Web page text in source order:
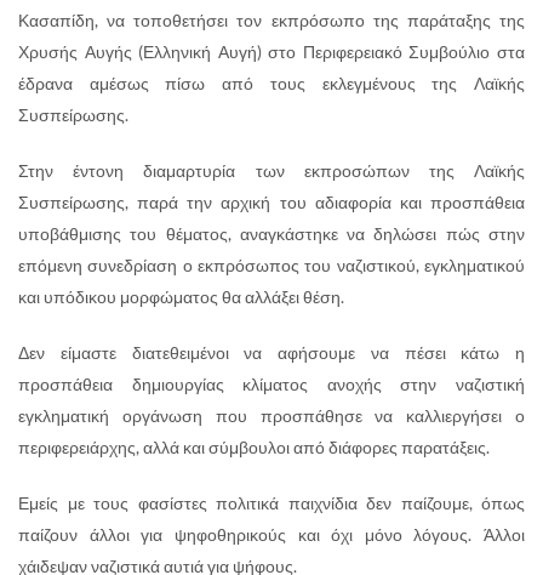
Κασαπίδη, να τοποθετήσει τον εκπρόσωπο της παράταξης της
Χρυσής Αυγής (Ελληνική Αυγή) στο Περιφερειακό Συμβούλιο στα
έδρανα αμέσως πίσω από τους εκλεγμένους της Λαϊκής
Συσπείρωσης.
Στην έντονη διαμαρτυρία των εκπροσώπων της Λαϊκής
Συσπείρωσης, παρά την αρχική του αδιαφορία και προσπάθεια
υποβάθμισης του θέματος, αναγκάστηκε να δηλώσει πώς στην
επόμενη συνεδρίαση ο εκπρόσωπος του ναζιστικού, εγκληματικού
και υπόδικου μορφώματος θα αλλάξει θέση.
Δεν είμαστε διατεθειμένοι να αφήσουμε να πέσει κάτω η
προσπάθεια δημιουργίας κλίματος ανοχής στην ναζιστική
εγκληματική οργάνωση που προσπάθησε να καλλιεργήσει ο
περιφερειάρχης, αλλά και σύμβουλοι από διάφορες παρατάξεις.
Εμείς με τους φασίστες πολιτικά παιχνίδια δεν παίζουμε, όπως
παίζουν άλλοι για ψηφοθηρικούς και όχι μόνο λόγους. Άλλοι
χάιδεψαν ναζιστικά αυτιά για ψήφους.